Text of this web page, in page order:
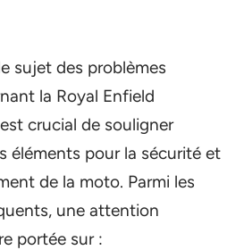
sujet des problèmes
la Royal Enfield
crucial de souligner
éléments pour la sécurité et
de la moto. Parmi les
une attention
portée sur :